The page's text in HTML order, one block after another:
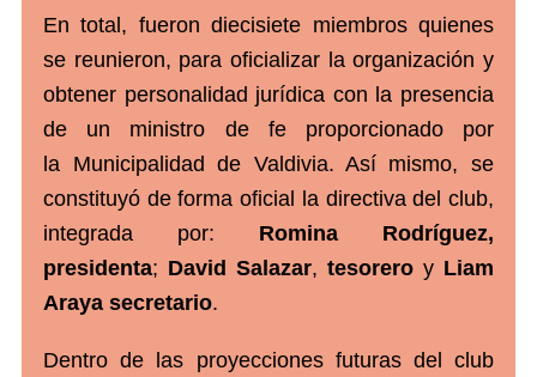
En total, fueron diecisiete miembros quienes
se reunieron, para oficializar la organización y
obtener personalidad jurídica con la presencia
de un ministro de fe proporcionado por
la Municipalidad de Valdivia. Así mismo, se
constituyó de forma oficial la directiva del club,
integrada por: Romina Rodríguez,
presidenta; David Salazar, tesoreroy Liam
Araya secretario.
Dentro de las proyecciones futuras del club